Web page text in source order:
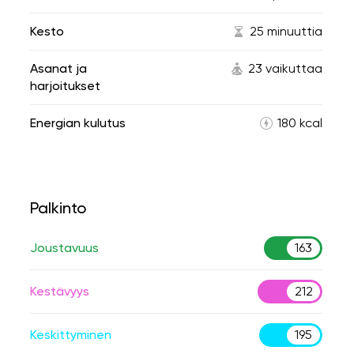
Kesto 25 minuuttia
Asanat ja
harjoitukset
23 vaikuttaa
Energian kulutus 180 kcal
Palkinto
Joustavuus 163
Kestävyys 212
Keskittyminen 195